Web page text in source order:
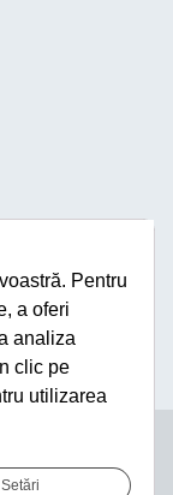
Pentru
a oferi
analiza
clic pe
utilizarea
Setări